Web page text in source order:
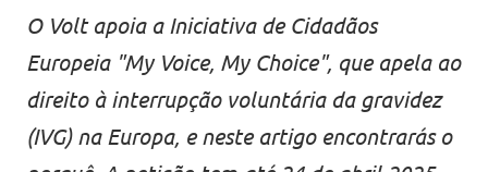
Volt Bélgica
Volt França
Pessoas
Notícias
O Volt apoia a Iniciativa de Cidadãos
Europeia "My Voice, My Choice", que apela ao
direito à interrupção voluntária da gravidez
(IVG) na Europa, e neste artigo encontrarás o